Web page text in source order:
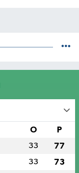
O P
33 77
33 73